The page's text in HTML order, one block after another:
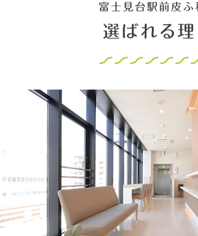
富士見台駅前皮ふ
選ばれる理